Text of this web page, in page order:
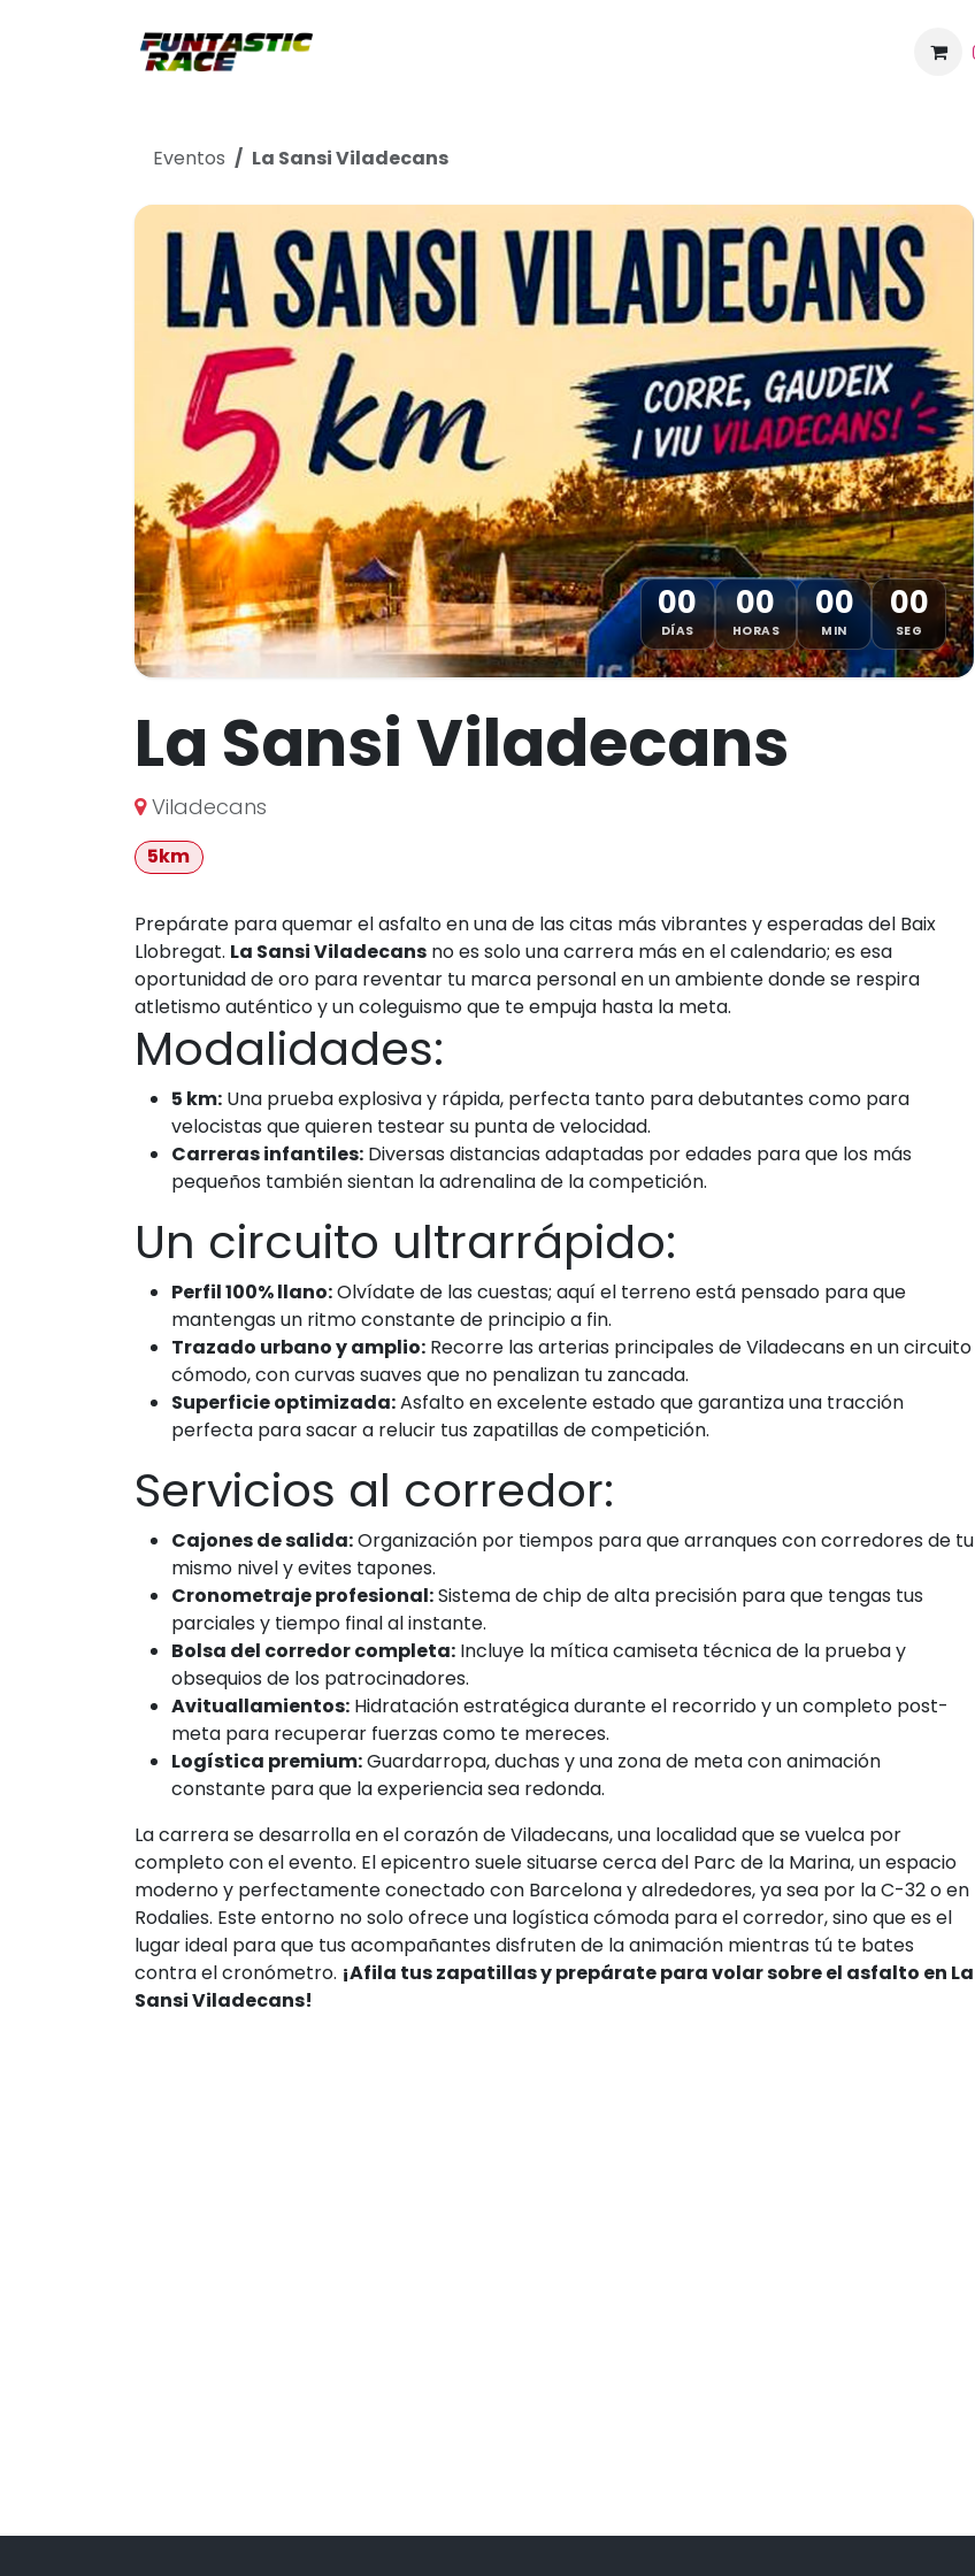
Eventos La Sansi Viladecans
00
DÍAS
00
HORAS
00
MIN
00
SEG
La Sansi Viladecans
Viladecans
5km
Prepárate para quemar el asfalto en una de las citas más vibrantes y esperadas del Baix
Llobregat. La Sansi Viladecans no es solo una carrera más en el calendario; es esa
oportunidad de oro para reventar tu marca personal en un ambiente donde se respira
atletismo auténtico y un coleguismo que te empuja hasta la meta.
Modalidades:
5 km: Una prueba explosiva y rápida, perfecta tanto para debutantes como para
velocistas que quieren testear su punta de velocidad.
Carreras infantiles: Diversas distancias adaptadas por edades para que los más
pequeños también sientan la adrenalina de la competición.
Un circuito ultrarrápido:
Perfil 100% llano:Olvídate de las cuestas; aquí el terreno está pensado para que
mantengas un ritmo constante de principio a fin.
Trazado urbano y amplio: Recorre las arterias principales de Viladecans en un circuito
cómodo, con curvas suaves que no penalizan tu zancada.
Superficie optimizada:Asfalto en excelente estado que garantiza una tracción
perfecta para sacar a relucir tus zapatillas de competición.
Servicios al corredor:
Cajones de salida:Organización por tiempos para que arranques con corredores de tu
mismo nivel y evites tapones.
Cronometraje profesional:Sistema de chip de alta precisión para que tengas tus
parciales y tiempo final al instante.
Bolsa del corredor completa: Incluye la mítica camiseta técnica de la prueba y
obsequios de los patrocinadores.
Avituallamientos: Hidratación estratégica durante el recorrido y un completo post-
meta para recuperar fuerzas como te mereces.
Logística premium:Guardarropa, duchas y una zona de meta con animación
constante para que la experiencia sea redonda.
La carrera se desarrolla en el corazón de Viladecans, una localidad que se vuelca por
completo con el evento. El epicentro suele situarse cerca del Parc de la Marina, un espacio
moderno y perfectamente conectado con Barcelona y alrededores, ya sea por la C-32 o en
Rodalies. Este entorno no solo ofrece una logística cómoda para el corredor, sino que es el
lugar ideal para que tus acompañantes disfruten de la animación mientras tú te bates
contra el cronómetro. ¡Afila tus zapatillas y prepárate para volar sobre el asfalto en La
Sansi Viladecans!